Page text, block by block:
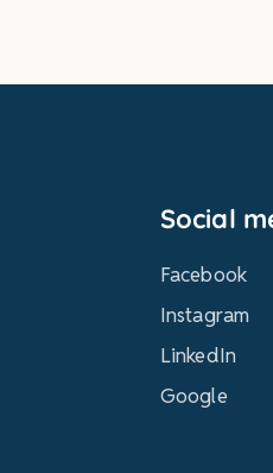
Social
Facebook
Instagram
LinkedIn
Google